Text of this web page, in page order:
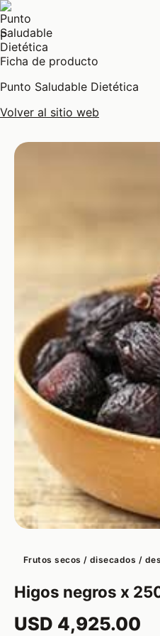
P
Ficha de producto
Punto Saludable Dietética
Volver al sitio web
Frutos secos / disecados /
Higos negros x
USD 4,925.00